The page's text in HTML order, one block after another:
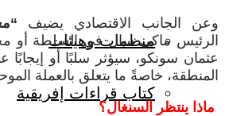
منظمات وهيئات
كتاب قراءات إفريقية
وعن الجانب الاقتصادي يضيف
الرئيس ماكي سال في السلطة أو
عثمان سونكو، سيؤثر سلبًا أو
المنطقة، خاصةً ما يتعلق بالعملة
ماذا ينتظر السنغال؟